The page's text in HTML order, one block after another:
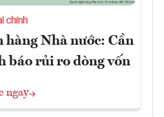
chính
hàng Nhà nước: Cần
báo rủi ro dòng vốn
ngay